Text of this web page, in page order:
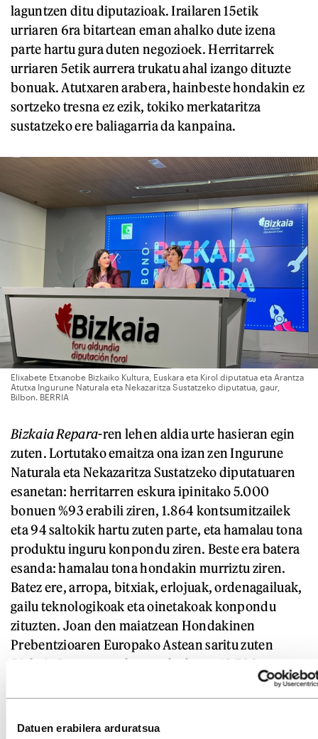
Datuen erabilera arduratsua
laguntzen ditu diputazioak. Irailaren 15etik
urriaren 6ra bitartean eman ahalko dute izena
parte hartu gura duten negozioek. Herritarrek
urriaren 5etik aurrera trukatu ahal izango dituzte
bonuak. Atutxaren arabera, hainbeste hondakin ez
sortzeko tresna ez ezik, tokiko merkataritza
sustatzeko ere baliagarria da kanpaina.
Elixabete Etxanobe Bizkaiko Kultura, Euskara eta Kirol diputatua eta Arantza
Atutxa Ingurune Naturala eta Nekazaritza Sustatzeko diputatua, gaur,
Bilbon. BERRIA
Bizkaia Repara-ren lehen aldia urte hasieran egin
zuten. Lortutako emaitza ona izan zen Ingurune
Naturala eta Nekazaritza Sustatzeko diputatuaren
esanetan: herritarren eskura ipinitako 5.000
bonuen %93 erabili ziren, 1.864 kontsumitzailek
eta 94 saltokik hartu zuten parte, eta hamalau tona
produktu inguru konpondu ziren. Beste era batera
esanda: hamalau tona hondakin murriztu ziren.
Batez ere, arropa, bitxiak, erlojuak, ordenagailuak,
gailu teknologikoak eta oinetakoak konpondu
zituzten. Joan den maiatzean Hondakinen
Prebentzioaren Europako Astean saritu zuten
Bizkaia Repara
, era horretako beste 12.700